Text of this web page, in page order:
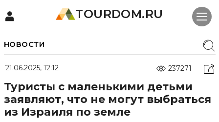
TOURDOM.RU
НОВОСТИ
21.06.2025, 12:12 237271
Туристы с маленькими детьми
заявляют, что не могут выбраться
из Израиля по земле